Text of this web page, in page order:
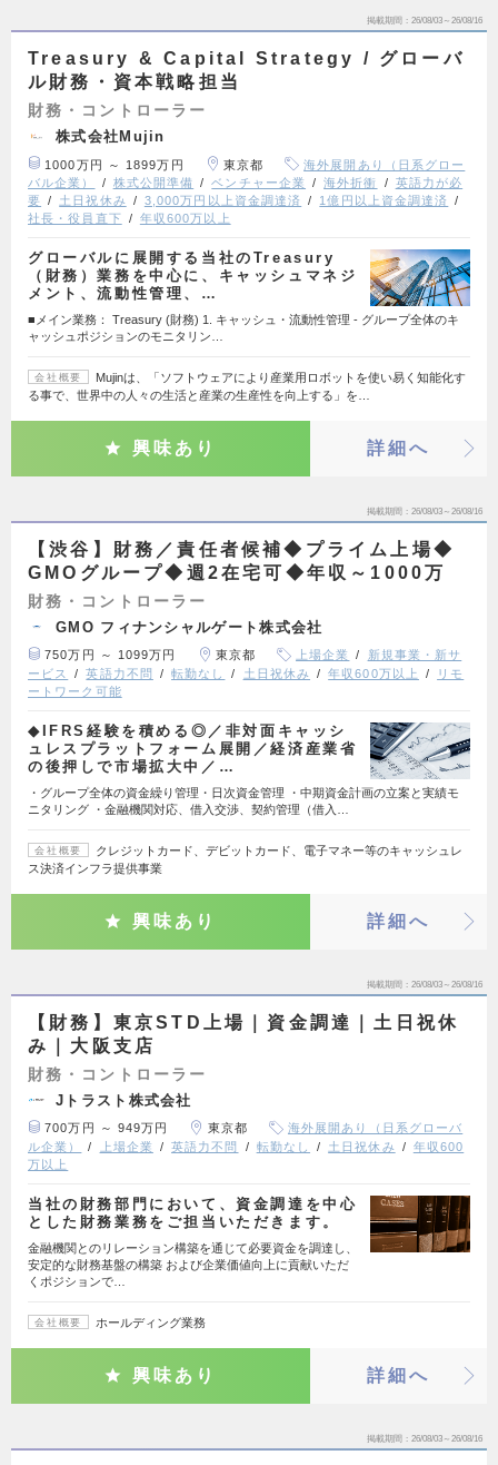
掲載期間 26/08/03～26/08/16
Treasury & Capital Strategy / グローバ
ル財務・資本戦略担当
財務・コントローラー
株式会社Mujin
1000万円 ～ 1899万円 東京都
海外展開あり（日系グロー
バル企業）
株式公開準備 ベンチャー企業 海外折衝
英語力が必
要
土日祝休み 3,000万円以上資金調達済
1億円以上資金調達済
社長・役員直下
年収600万以上
グローバルに展開する当社のTreasury
（財務）業務を中心に、キャッシュマネジ
メント、流動性管理、…
■メイン業務： Treasury (財務) 1. キャッシュ・流動性管理 - グループ全体のキ
ャッシュポジションのモニタリン…
会社概要
Mujinは、「ソフトウェアにより産業用ロボットを使い易く知能化す
る事で、世界中の人々の生活と産業の生産性を向上する」を…
興味あり 詳細へ
掲載期間 26/08/03～26/08/16
【渋谷】財務／責任者候補◆プライム上場◆
GMOグループ◆週2在宅可◆年収～1000万
財務・コントローラー
GMO フィナンシャルゲート株式会社
750万円 ～ 1099万円 東京都 上場企業
新規事業・新サ
ービス
英語力不問 転勤なし 土日祝休み 年収600万以上
リモ
ートワーク可能
◆IFRS経験を積める◎／非対面キャッシ
ュレスプラットフォーム展開／経済産業省
の後押しで市場拡大中／…
・グループ全体の資金繰り管理・日次資金管理 ・中期資金計画の立案と実績モ
ニタリング ・金融機関対応、借入交渉、契約管理（借入…
会社概要
クレジットカード、デビットカード、電子マネー等のキャッシュレ
ス決済インフラ提供事業
興味あり 詳細へ
掲載期間 26/08/03～26/08/16
【財務】東京STD上場｜資金調達｜土日祝休
み｜大阪支店
財務・コントローラー
Jトラスト株式会社
700万円 ～ 949万円 東京都
海外展開あり（日系グローバ
ル企業）
上場企業 英語力不問 転勤なし 土日祝休み
年収600
万以上
当社の財務部門において、資金調達を中心
とした財務業務をご担当いただきます。
金融機関とのリレーション構築を通じて必要資金を調達し、
安定的な財務基盤の構築 および企業価値向上に貢献いただ
くポジションで…
会社概要 ホールディング業務
興味あり 詳細へ
掲載期間 26/08/03～26/08/16